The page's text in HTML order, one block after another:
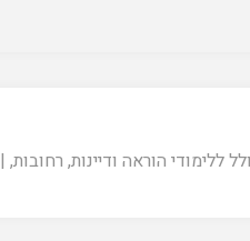
ללימודי הוראה ודיינות, רחובות, |